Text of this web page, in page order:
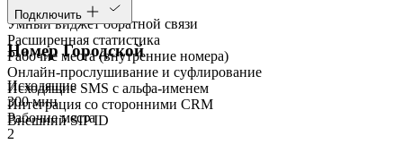
Речевая аналитика
Умный виджет обратной связи
Расширенная статистика
Рабочие места (внутренние номера)
Онлайн-прослушивание и суфлирование
Исходящие SMS с альфа-именем
Интеграция со сторонними CRM
Внешний SIP ID
Подключить
Номер Городской
Исходящие
300 мин
Рабочие места
2